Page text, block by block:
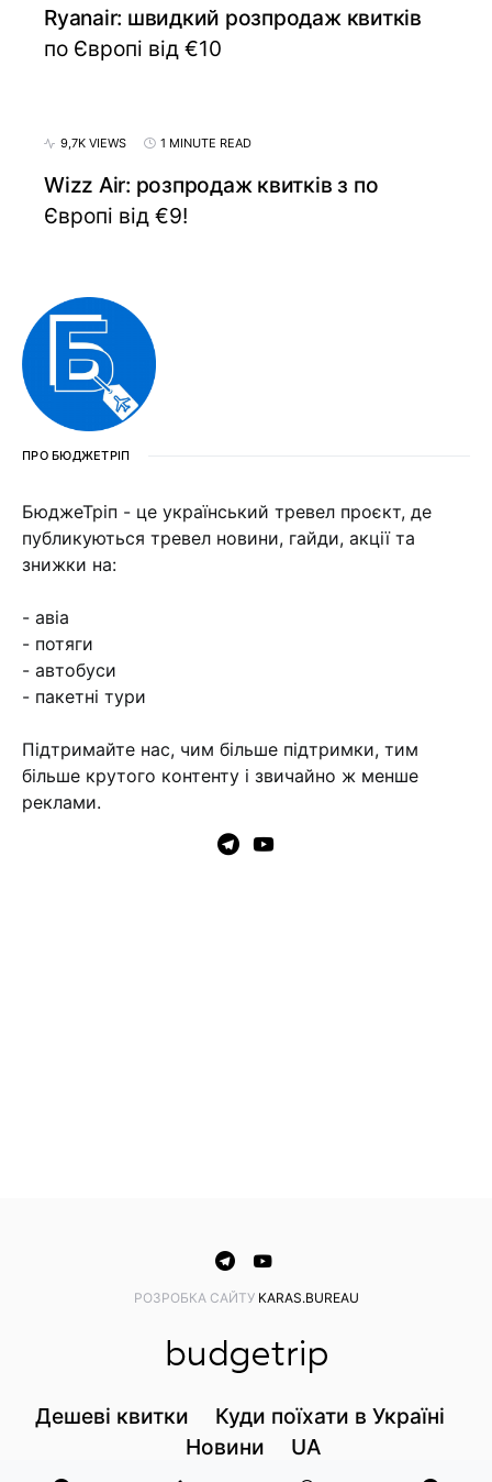
Ryanair: швидкий розпродаж квитків
по Європі від €10
9,7K VIEWS 1 MINUTE READ
Wizz Air: розпродаж квитків з по
Європі від €9!
ПРО БЮДЖЕТРІП
БюджеТріп - це український тревел проєкт, де
публикуються тревел новини, гайди, акції та
знижки на:
- авіа
- потяги
- автобуси
- пакетні тури
Підтримайте нас, чим більше підтримки, тим
більше крутого контенту і звичайно ж менше
реклами.
PОЗРОБКА САЙТУ KARAS.BUREAU
Дешеві квитки
Куди поїхати в Україні
Новини
UA